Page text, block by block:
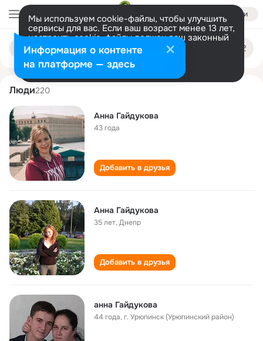
Войти
Мы используем cookie-файлы, чтобы улучшить
сервисы для вас. Если ваш возраст менее 13 лет,
настроить cookie-файлы должен ваш законный
представитель. Больше информации
Разрешить все Настроить
Поиск
людям
anna gaydukova
Люди220
Анна Гайдукова
43 года
Добавить в друзья
Анна Гайдукова
35 лет,Днепр
Добавить в друзья
анна Гайдукова
44 года,г. Урюпинск (Урюпинский район)
Информация о контенте
на платформе — здесь